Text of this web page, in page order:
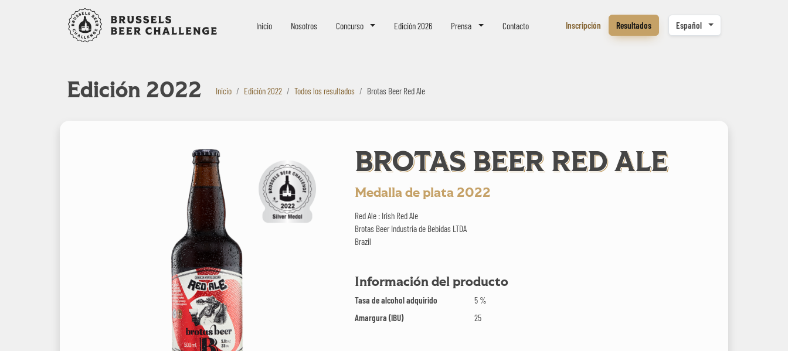
Inicio Nosotros Concurso Edición 2026 Prensa Contacto Inscripción Resultados Español
Edición 2022 Inicio Edición 2022 Todos los resultados Brotas Beer Red Ale
BROTAS BEER RED ALE
Medalla de plata 2022
Red Ale : Irish Red Ale
Brotas Beer Industria de Bebidas LTDA
Brazil
Información del producto
Tasa de alcohol adquirido
5 %
Amargura (IBU)
25